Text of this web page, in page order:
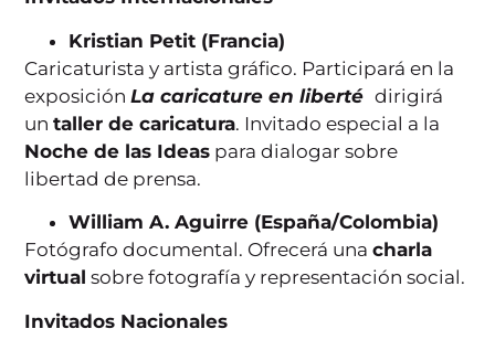
Kristian Petit (Francia)
Caricaturista y artista gráfico. Participará en la
exposiciónLa caricature en liberté dirigirá
untaller de caricatura. Invitado especial a la
Noche de las Ideas para dialogar sobre
libertad de prensa.
William A. Aguirre (España/Colombia)
Fotógrafo documental. Ofrecerá unacharla
virtual sobre fotografía y representación social.
Invitados Nacionales